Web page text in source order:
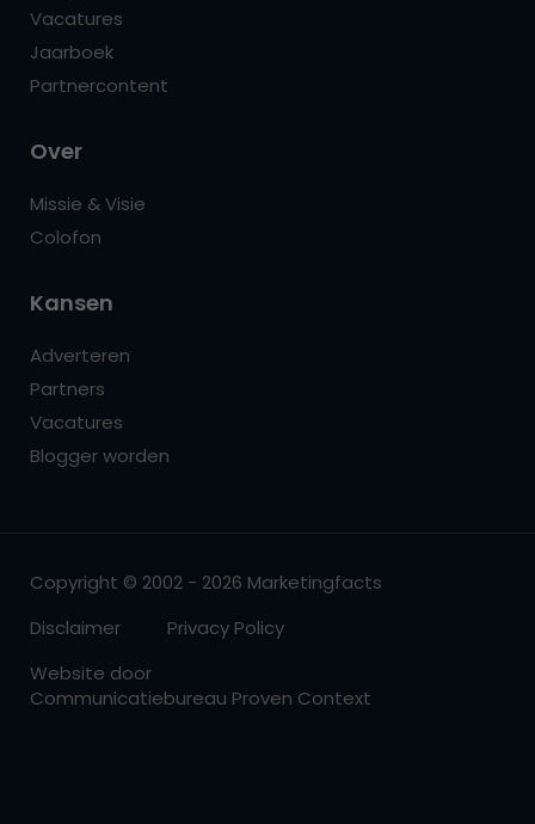
Vacatures
Jaarboek
Partnercontent
Over
Missie & Visie
Colofon
Kansen
Adverteren
Partners
Vacatures
Blogger worden
Copyright © 2002 - 2026 Marketingfacts
Disclaimer
Privacy Policy
Website door
Communicatiebureau Proven Context